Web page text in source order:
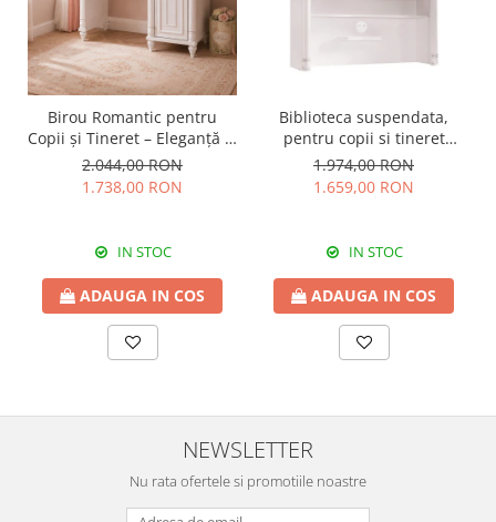
Birou Romantic pentru
Copii și Tineret – Eleganță și
Funcționalitate, 117x62x75
cm
2.044,00 RON
1.738,00 RON
IN STOC
ADAUGA IN COS
Biblioteca suspendata,
pentru copii si tineret
Colectia Romantic,
117x37x119 cm
1.974,00 RON
1.659,00 RON
IN STOC
ADAUGA IN COS
NEWSLETTER
Nu rata ofertele si promotiile noastre